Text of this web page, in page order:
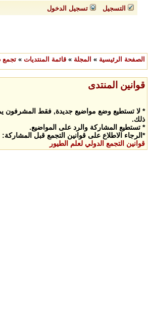
التسجيل تسجيل الدخول
الصفحة الرئيسية » المجلة » قائمة المنتديات » تجمع
قوانين المنتدى
* لا تستطيع وضع مواضيع جديدة, فقط المشرفون
ذلك.
* تستطيع المشاركة والرد على المواضيع.
*الرجاء الاطلاع على قوانين التجمع قبل المشاركة:
قوانين التجمع الدولي لعلم الطيور